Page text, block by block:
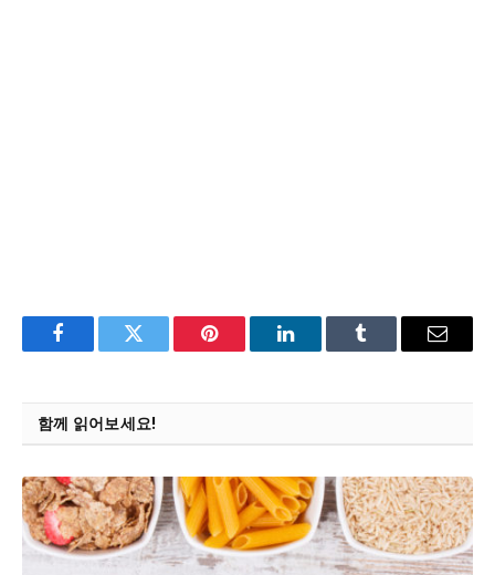
FacebookTwitter Pinterest LinkedInTumblr Email
함께 읽어보세요!